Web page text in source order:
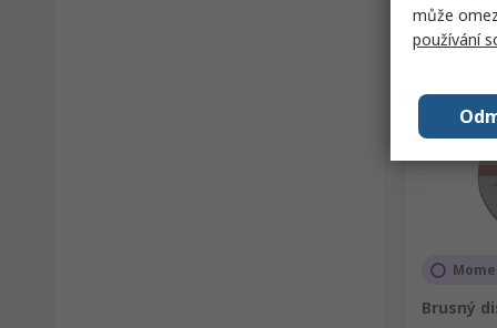
Brusný
může
používání